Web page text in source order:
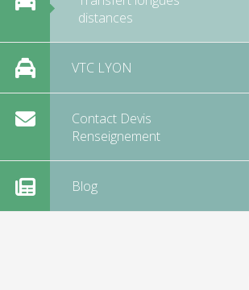
distances
VTC LYON
Contact Devis
Renseignement
Blog